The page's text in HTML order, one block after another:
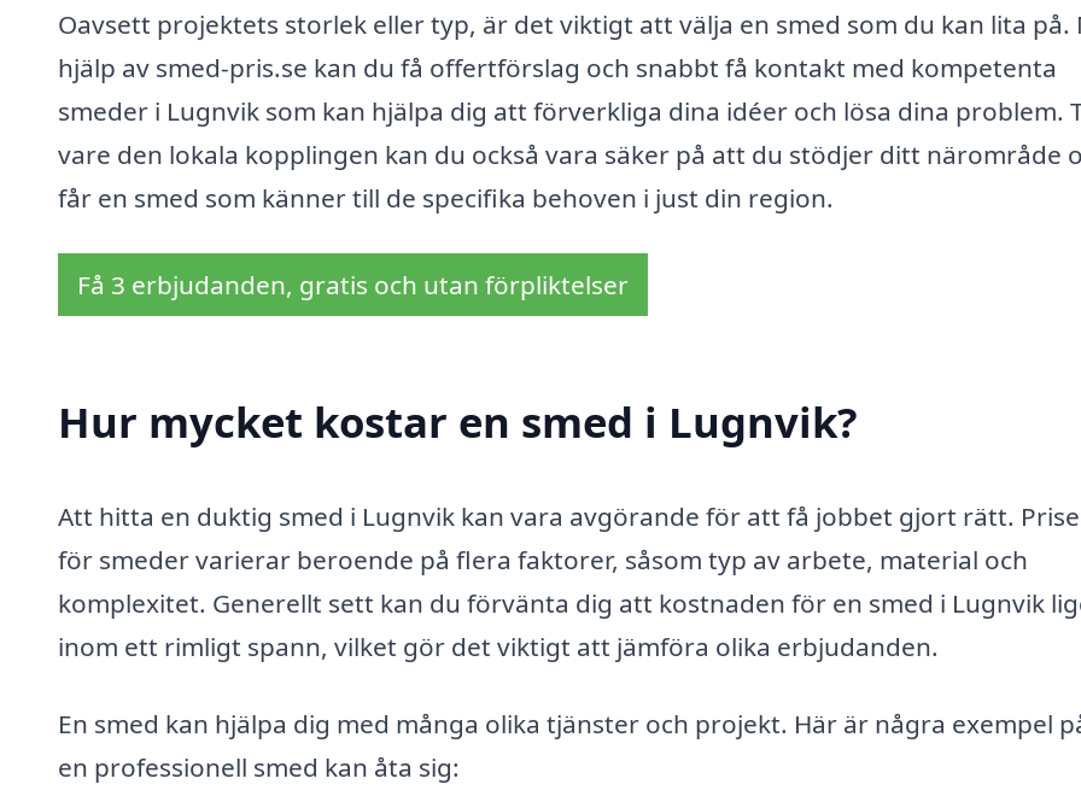
Oavsett projektets storlek eller typ, är det viktigt att välja en smed som du kan lita på.
hjälp av smed-pris.se kan du få offertförslag och snabbt få kontakt med kompetenta
smeder i Lugnvik som kan hjälpa dig att förverkliga dina idéer och lösa dina problem.
vare den lokala kopplingen kan du också vara säker på att du stödjer ditt närområde
får en smed som känner till de specifika behoven i just din region.
Få 3 erbjudanden, gratis och utan förpliktelser
Hur mycket kostar en smed i Lugnvik?
Att hitta en duktig smed i Lugnvik kan vara avgörande för att få jobbet gjort rätt.
för smeder varierar beroende på flera faktorer, såsom typ av arbete, material och
komplexitet. Generellt sett kan du förvänta dig att kostnaden för en smed i Lugnvik
inom ett rimligt spann, vilket gör det viktigt att jämföra olika erbjudanden.
En smed kan hjälpa dig med många olika tjänster och projekt. Här är några exempel
en professionell smed kan åta sig: